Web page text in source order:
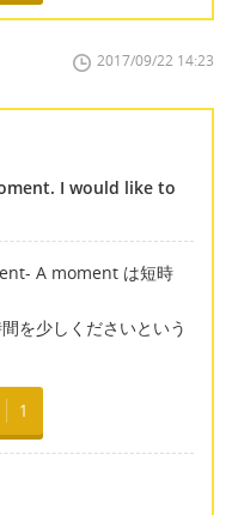
2017/09/22 14:23
I would like to
A moment は短時
を少しくださいという
1